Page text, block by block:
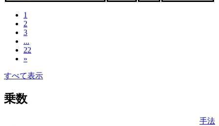
1
2
3
...
22
»
すべて表示
乗数
手法